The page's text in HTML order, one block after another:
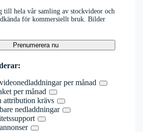
till hela vår samling av stockvideor och
för kommersiellt bruk. Bilder
Prenumerera nu
per månad
per månad
attribution krävs
nedladdningar